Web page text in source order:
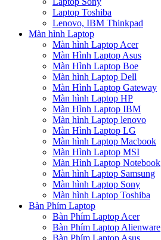
Laptop Toshiba
Lenovo, IBM Thinkpad
Màn hình Laptop
Màn hình Laptop Acer
Màn Hình Laptop Asus
Màn Hình Laptop Boe
Màn hình Laptop Dell
Màn Hình Laptop Gateway
Màn hình Laptop HP
Màn Hình Laptop IBM
Màn hình Laptop lenovo
Màn Hình Laptop LG
Màn hình Laptop Macbook
Màn Hình Laptop MSI
Màn Hình Laptop Notebook
Màn hình Laptop Samsung
Màn hình Laptop Sony
Màn hình Laptop Toshiba
Bàn Phím Laptop
Bàn Phím Laptop Acer
Bàn Phím Laptop Alienware